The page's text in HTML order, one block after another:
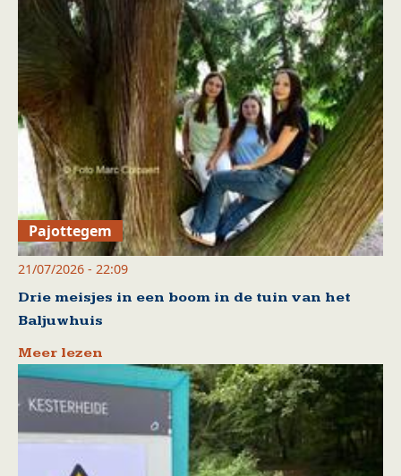
Pajottegem
21/07/2026 - 22:09
Drie meisjes in een boom in de tuin van het
Baljuwhuis
Meer lezen